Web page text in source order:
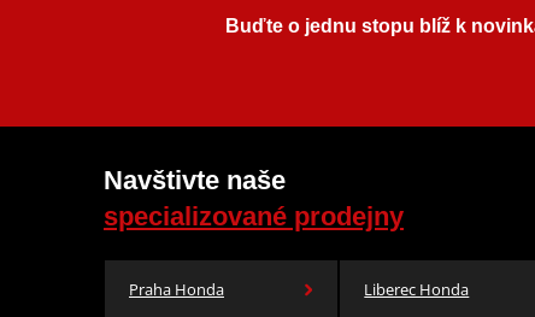
Buďte o jednu stopu blíž k
Navštivte naše
specializované prodejny
Praha Honda Liberec Honda